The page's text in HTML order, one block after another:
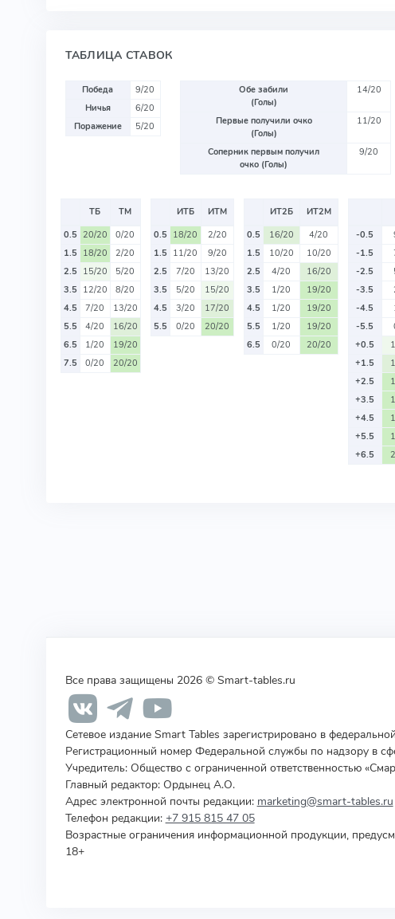
ТАБЛИЦА СТАВОК
Победа
9/20
Ничья
6/20
Поражение
5/20
Обе забили
(Голы)
14/20
Первые получили очко
(Голы)
11/20
Соперник первым получил
очко (Голы)
9/20
ТБ
ТМ
0.5 20/20
0/20
1.5 18/20
2/20
2.5 15/20
5/20
3.5 12/20
8/20
4.5
7/20
13/20
5.5
4/20
16/20
6.5
1/20
19/20
7.5
0/20 20/20
ИТБ
ИТМ
0.5 18/20
2/20
1.5 11/20
9/20
2.5
7/20
13/20
3.5
5/20
15/20
4.5
3/20
17/20
5.5
0/20 20/20
ИТ2Б
ИТ2М
0.5
16/20
4/20
1.5
10/20
10/20
2.5
4/20
16/20
3.5
1/20
19/20
4.5
1/20
19/20
5.5
1/20
19/20
6.5
0/20 20/20
-0.5
-1.5
-2.5
-3.5
-4.5
-5.5
+0.5
+1.5
+2.5
+3.5
+4.5
+5.5
+6.5
Все права защищены 2026 © Smart-tables.ru
Сетевое издание Smart Tables зарегистрировано в
Регистрационный номер Федеральной службы по надзору в
Учредитель: Общество с ограниченной ответственностью
Главный редактор: Ордынец А.О.
Адрес электронной почты редакции: marketing@smart-tables.ru
Телефон редакции: +7 915 815 47 05
Возрастные ограничения информационной продукции,
18+